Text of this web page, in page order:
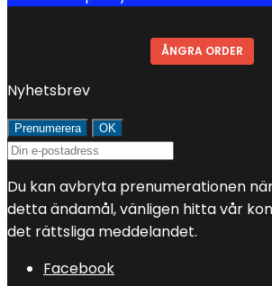
ÅNGRA ORDER
Nyhetsbrev
Du kan avbryta prenumerationen
detta ändamål, vänligen hitta vår
det rättsliga meddelandet.
Facebook